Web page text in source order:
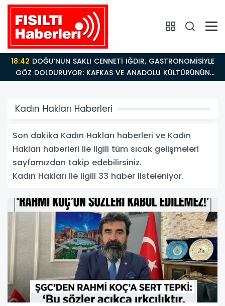
18:26Fısıltı Haberleri Iğdır Tanıtımları Devam Ediyor:
Türkiye’nin Doğu Kapısı Iğdır’ın Saklı Cennetleri
Keşfedilmeyi Bekliyor
Kadın Hakları Haberleri
Son dakika Kadın Hakları haberleri ve Kadın
Hakları haberleri ile ilgili tüm sıcak gelişmeleri
sayfamızdan takip edebilirsiniz.
Kadın Hakları ile ilgili 33 haber listeleniyor.